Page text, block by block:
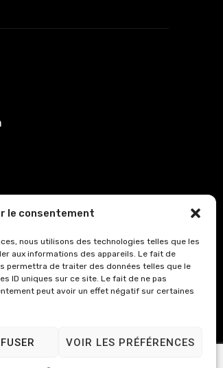
le consentement
nous utilisons des technologies telles que les
aux informations des appareils. Le fait de
permettra de traiter des données telles que le
ID uniques sur ce site. Le fait de ne pas
peut avoir un effet négatif sur certaines
VOIR LES PRÉFÉRENCES